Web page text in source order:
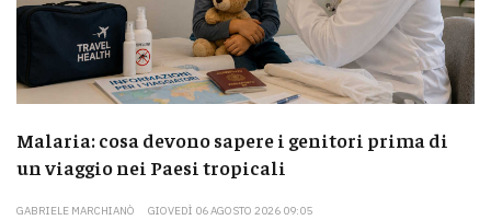
Malaria: cosa devono sapere i genitori prima di
un viaggio nei Paesi tropicali
GABRIELE MARCHIANÒ GIOVEDÌ 06 AGOSTO 2026 09:05